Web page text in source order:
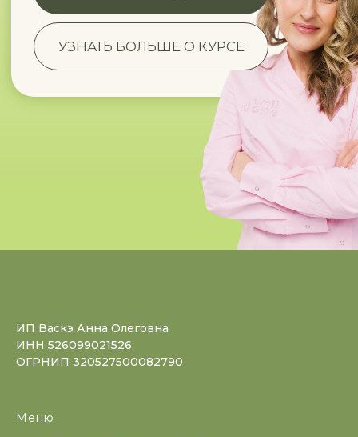
ИП Васкэ Анна Олеговна
ИНН 526099021526
ОГРНИП 320527500082790
Меню